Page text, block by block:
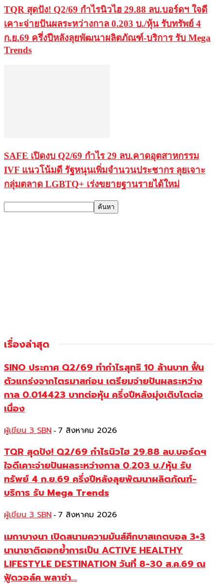
TQR สุดปัง! Q2/69 กำไรนิวไฮ 29.88 ลบ.บอร์ดฯ ใจดี
เคาะจ่ายปันผลระหว่างกาล 0.203 บ./หุ้น รับทรัพย์ 4
ก.ย.69 ครึ่งปีหลังลุยพัฒนาผลิตภัณฑ์-บริการ รับ Mega
Trends
SAFE เปิดงบ Q2/69 กำไร 29 ลบ.คาดอุตสาหกรรม
IVF แนวโน้มดี รัฐหนุนเพิ่มจำนวนประชากร ลุยเจาะ
กลุ่มตลาด LGBTQ+ เร่งขยายฐานรายได้ใหม่
เรื่องล่าสุด
SINO ประกาศ Q2/69 ทำกำไรสุทธิ 10 ล้านบาท ฟื้น
ตัวแกร่งจากไตรมาสก่อน เตรียมจ่ายปันผลระหว่าง
กาล 0.014423 บาทต่อหุ้น ครึ่งปีหลังมุ่งเติบโตต่อ
เนื่อง
ผู้เขียน 3 SBN - 7 สิงหาคม 2026
TQR สุดปัง! Q2/69 กำไรนิวไฮ 29.88 ลบ.บอร์ดฯ
ใจดีเคาะจ่ายปันผลระหว่างกาล 0.203 บ./หุ้น รับ
ทรัพย์ 4 ก.ย.69 ครึ่งปีหลังลุยพัฒนาผลิตภัณฑ์-
บริการ รับ Mega Trends
ผู้เขียน 3 SBN - 7 สิงหาคม 2026
เมกาบางนา เปิดสนามความมันส์ศึกบาสเกตบอล 3×3
นานาชาติตอกย้ำการเป็น ACTIVE HEALTHY
LIFESTYLE DESTINATION วันที่ 8-30 ส.ค.69 ณ
ฟู้ดวอล์ค พลาซ่า...